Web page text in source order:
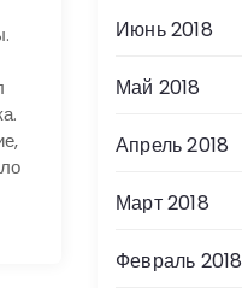
Июнь 2018
Май 2018
Апрель 2018
Март 2018
Февраль 2018